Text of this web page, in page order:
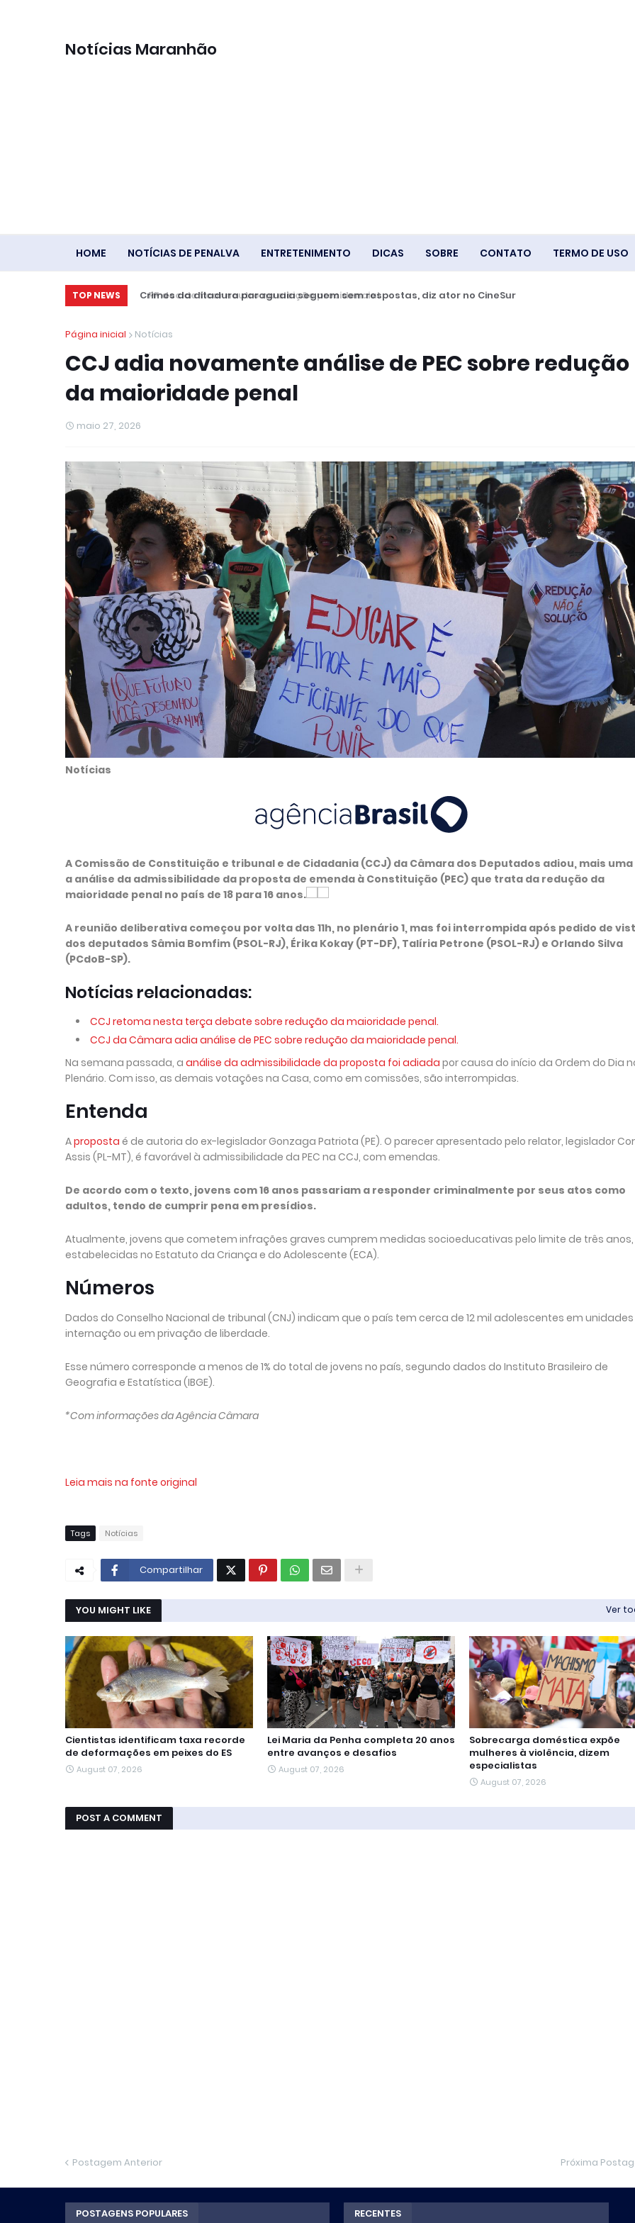
Notícias Maranhão
HOME NOTÍCIAS DE PENALVA ENTRETENIMENTO DICAS SOBRE CONTATO TERMO DE USO
TOP NEWS Crimes da ditadura paraguaia seguem sem respostas, diz ator no CineSur
Página inicial Notícias
CCJ adia novamente análise de PEC sobre redução
da maioridade penal
maio 27, 2026
Notícias
A Comissão de Constituição e tribunal e de Cidadania (CCJ) da Câmara dos Deputados adiou, mais uma
a análise da admissibilidade da proposta de emenda à Constituição (PEC) que trata da redução da
maioridade penal no país de 18 para 16 anos.
A reunião deliberativa começou por volta das 11h, no plenário 1, mas foi interrompida após pedido de
dos deputados Sâmia Bomfim (PSOL-RJ), Érika Kokay (PT-DF), Talíria Petrone (PSOL-RJ) e Orlando Silva
(PCdoB-SP).
Notícias relacionadas:
CCJ retoma nesta terça debate sobre redução da maioridade penal.
CCJ da Câmara adia análise de PEC sobre redução da maioridade penal.
Na semana passada, a análise da admissibilidade da proposta foi adiada por causa do início da Ordem do Dia
Plenário. Com isso, as demais votações na Casa, como em comissões, são interrompidas.
Entenda
Aproposta é de autoria do ex-legislador Gonzaga Patriota (PE). O parecer apresentado pelo relator, legislador
Assis (PL-MT), é favorável à admissibilidade da PEC na CCJ, com emendas.
De acordo com o texto, jovens com 16 anos passariam a responder criminalmente por seus atos como
adultos, tendo de cumprir pena em presídios.
Atualmente, jovens que cometem infrações graves cumprem medidas socioeducativas pelo limite de três anos,
estabelecidas no Estatuto da Criança e do Adolescente (ECA).
Números
Dados do Conselho Nacional de tribunal (CNJ) indicam que o país tem cerca de 12 mil adolescentes em
internação ou em privação de liberdade.
Esse número corresponde a menos de 1% do total de jovens no país, segundo dados do Instituto Brasileiro de
Geografia e Estatística (IBGE).
*Com informações da Agência Câmara
Leia mais na fonte original
Tags Notícias
Compartilhar
YOU MIGHT LIKE Ver
Cientistas identificam taxa recorde
de deformações em peixes do ES
August 07, 2026
Lei Maria da Penha completa 20 anos
entre avanços e desafios
August 07, 2026
Sobrecarga doméstica expõe
mulheres à violência, dizem
especialistas
August 07, 2026
POST A COMMENT
Postagem Anterior Próxima
POSTAGENS POPULARES RECENTES